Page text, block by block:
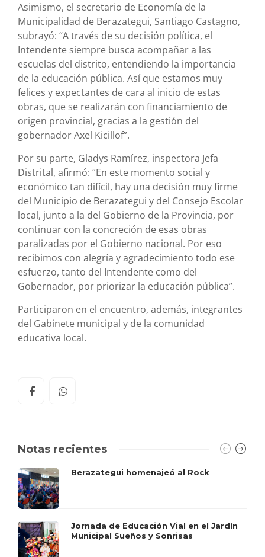
Asimismo, el secretario de Economía de la
Municipalidad de Berazategui, Santiago Castagno,
subrayó: “A través de su decisión política, el
Intendente siempre busca acompañar a las
escuelas del distrito, entendiendo la importancia
de la educación pública. Así que estamos muy
felices y expectantes de cara al inicio de estas
obras, que se realizarán con financiamiento de
origen provincial, gracias a la gestión del
gobernador Axel Kicillof”.
Por su parte, Gladys Ramírez, inspectora Jefa
Distrital, afirmó: “En este momento social y
económico tan difícil, hay una decisión muy firme
del Municipio de Berazategui y del Consejo Escolar
local, junto a la del Gobierno de la Provincia, por
continuar con la concreción de esas obras
paralizadas por el Gobierno nacional. Por eso
recibimos con alegría y agradecimiento todo ese
esfuerzo, tanto del Intendente como del
Gobernador, por priorizar la educación pública”.
Participaron en el encuentro, además, integrantes
del Gabinete municipal y de la comunidad
educativa local.
Notas recientes
Berazategui homenajeó al Rock
Jornada de Educación Vial en el Jardín
Municipal Sueños y Sonrisas